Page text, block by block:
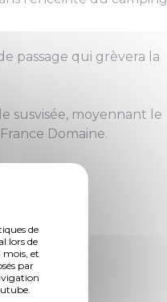
de
lors de
mois, et
par
passage qui grèvera la
susvisée, moyennant le
Domaine.